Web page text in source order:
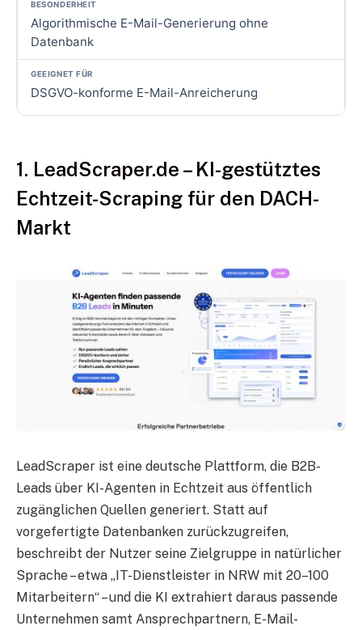
Algorithmische E-Mail-Generierung ohne
Datenbank
DSGVO-konforme E-Mail-Anreicherung
1. LeadScraper.de – KI-gestütztes
Echtzeit-Scraping für den DACH-
Markt
LeadScraper ist eine deutsche Plattform, die B2B-
Leads über KI-Agenten in Echtzeit aus öffentlich
zugänglichen Quellen generiert. Statt auf
vorgefertigte Datenbanken zurückzugreifen,
beschreibt der Nutzer seine Zielgruppe in natürlicher
Sprache – etwa „IT-Dienstleister in NRW mit 20–100
Mitarbeitern“ – und die KI extrahiert daraus passende
Unternehmen samt Ansprechpartnern, E-Mail-